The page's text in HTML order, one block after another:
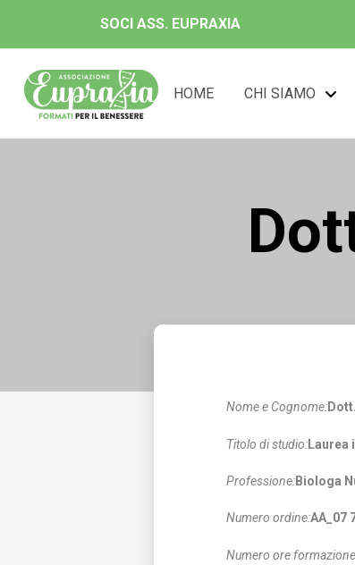
SOCI ASS. EUPRAXIA
HOME CHI SIAMO
Nome e Cognome:
Titolo di studio:Laurea
Professione:Biologa
Numero ordine:AA_07
Numero ore